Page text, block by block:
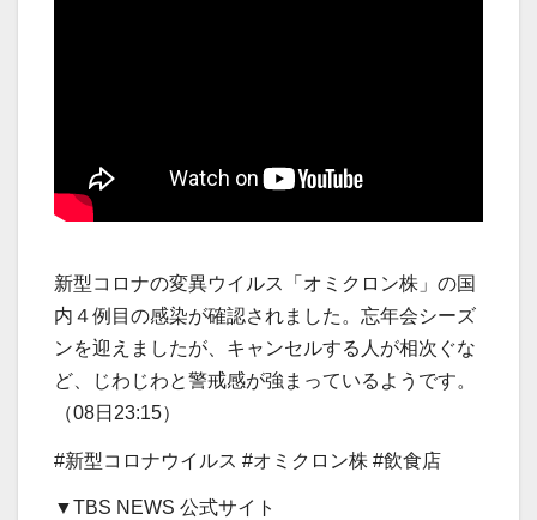
新型コロナの変異ウイルス「オミクロン株」の国
内４例目の感染が確認されました。忘年会シーズ
ンを迎えましたが、キャンセルする人が相次ぐな
ど、じわじわと警戒感が強まっているようです。
（08日23:15）
#新型コロナウイルス #オミクロン株 #飲食店
▼TBS NEWS 公式サイト